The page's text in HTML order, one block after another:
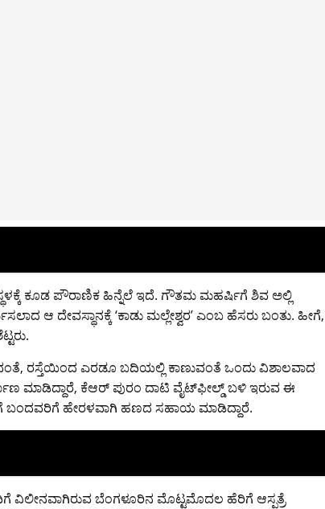
ಸ್ಥಳಕ್ಕೆ ಕೂಡ ಪೌರಾಣಿಕ ಹಿನ್ನೆಲೆ ಇದೆ. ಗೌತಮ ಮಹರ್ಷಿಗೆ ಶಿವ ಅಲ್ಲಿ
ಆ ದೇವಸ್ಥಾನಕ್ಕೆ ‘ಕಾಡು ಮಲ್ಲೇಶ್ವರ’ ಎಂಬ ಹೆಸರು ಬಂತು. ಹೀಗೆ,
ರಸ್ತೆಯಿಂದ ಎರಡೂ ಬದಿಯಲ್ಲಿ ಕಾಣುವಂತೆ ಒಂದು ವಿಶಾಲವಾದ
ಮಾಡಿದ್ದಾರೆ, ಕೆಆರ್‌ ಪುರಂ ದಾಟಿ ವೈಟ್‌ಫೀಲ್ಡ್‌ ಬಳಿ ಇರುವ ಈ
ಬಂದವರಿಗೆ ಹೇರಳವಾಗಿ ಹಣದ ಸಹಾಯ ಮಾಡಿದ್ದಾರೆ.
ವಿಲೀನವಾಗಿರುವ ಬೆಂಗಳೂರಿನ ಮೊಟ್ಟಮೊದಲ ಹೆರಿಗೆ ಆಸ್ಪತ್ರೆ